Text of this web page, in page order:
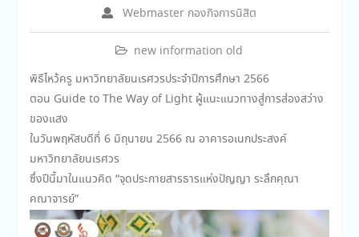
Webmaster กองกิจการนิสิต
new information old
พิธีไหว้ครู มหาวิทยาลัยนเรศวรประจำปีการศึกษา 2566
ตอน Guide to The Way of Light ผู้แนะแนวทางสู่การส่องสว่าง
ของแสง
ในวันพฤหัสบดีที่ 6 มิถุนายน 2566 ณ อาคารอเนกประสงค์
มหาวิทยาลัยนเรศวร
ซึ่งปีนี้มาในแนวคิด “จุดประกายสารธารแห่งปัญญา ระลึกคุณา
คณาจารย์”